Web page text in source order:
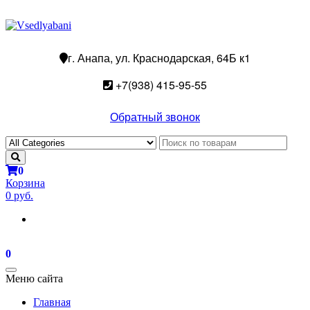
г. Анапа, ул. Краснодарская, 64Б к1
+7(938) 415-95-55
Обратный звонок
0
Корзина
0 руб.
0
Toggle
navigation
Меню сайта
Главная